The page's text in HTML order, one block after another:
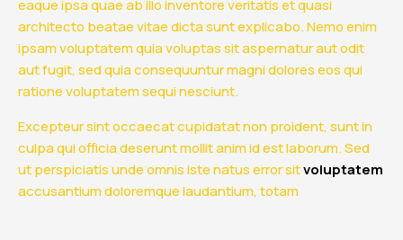
eaque ipsa quae ab illo inventore veritatis et quasi
architecto beatae vitae dicta sunt explicabo. Nemo enim
ipsam voluptatem quia voluptas sit aspernatur aut odit
aut fugit, sed quia consequuntur magni dolores eos qui
ratione voluptatem sequi nesciunt.
Excepteur sint occaecat cupidatat non proident, sunt in
culpa qui officia deserunt mollit anim id est laborum. Sed
ut perspiciatis unde omnis iste natus error sitvoluptatem
accusantium doloremque laudantium, totam